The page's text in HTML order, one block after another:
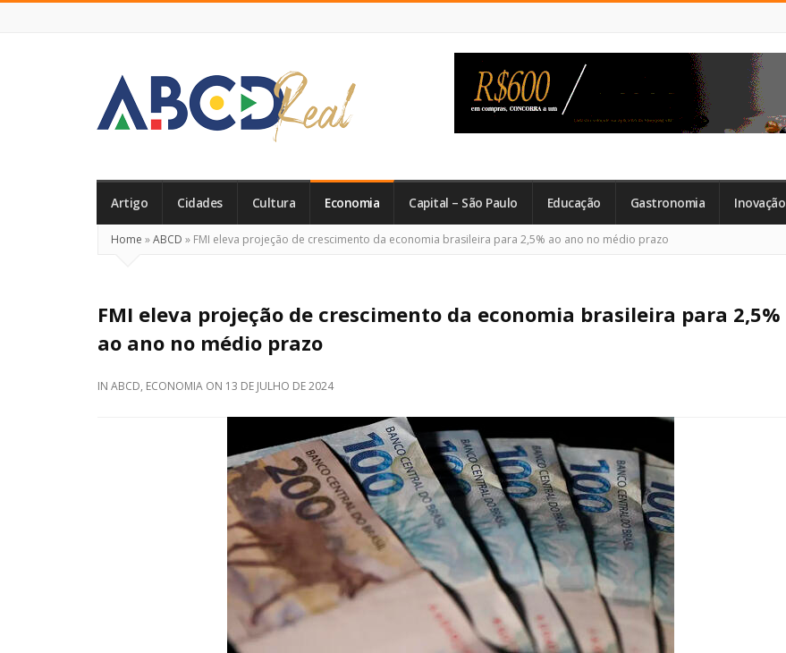
Real
Artigo Cidades Cultura Economia Capital – São Paulo Educação Gastronomia Inovação
Home »ABCD » FMI eleva projeção de crescimento da economia brasileira para 2,5% ao ano no médio prazo
FMI eleva projeção de crescimento da economia brasileira para 2,5%
ao ano no médio prazo
IN ABCD, ECONOMIA ON 13 DE JULHO DE 2024